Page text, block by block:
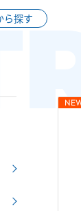
ら探す